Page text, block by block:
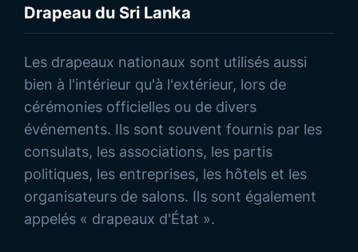
Drapeau du Sri Lanka
Les drapeaux nationaux sont utilisés aussi
bien à l'intérieur qu'à l'extérieur, lors de
cérémonies officielles ou de divers
événements. Ils sont souvent fournis par les
consulats, les associations, les partis
politiques, les entreprises, les hôtels et les
organisateurs de salons. Ils sont également
appelés « drapeaux d'État ».
Découvrez nos Produits